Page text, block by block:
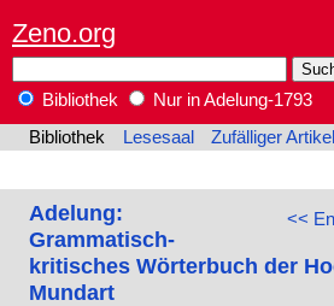
Zeno.org
Bibliothek
Nur in Adelung-1793
Bibliothek
Lesesaal Zufälliger Artikel
<<
Adelung:
Grammatisch-
kritisches Wörterbuch der
Mundart